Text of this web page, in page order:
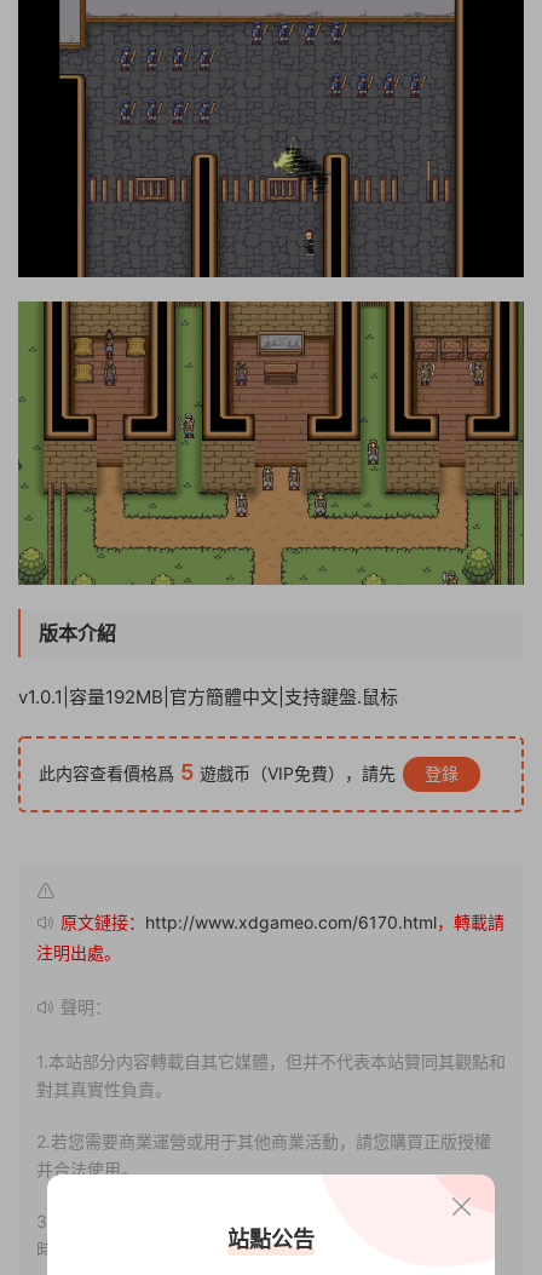
版本介紹
v1.0.1|容量192MB|官方簡體中文|支持鍵盤.鼠标
此内容查看價格爲 5 遊戲币（VIP免費），請先 登錄
原文鏈接： http://www.xdgameo.com/6170.html，轉載請
注明出處。
聲明：
1.本站部分内容轉載自其它媒體，但并不代表本站贊同其觀點和
對其真實性負責。
2.若您需要商業運營或用于其他商業活動，請您購買正版授權
并合法使用。
3.如果本站有侵犯、不妥之處的資源，請聯系我們。将會第一
時間解決！
站點公告